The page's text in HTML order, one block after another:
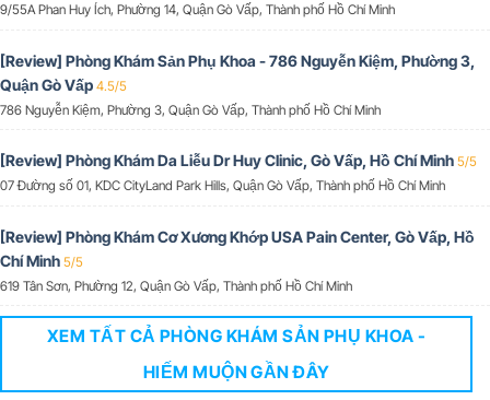
9/55A Phan Huy Ích, Phường 14, Quận Gò Vấp, Thành phố Hồ Chí Minh
[Review] Phòng Khám Sản Phụ Khoa - 786 Nguyễn Kiệm, Phường 3,
Quận Gò Vấp 4.5/5
786 Nguyễn Kiệm, Phường 3, Quận Gò Vấp, Thành phố Hồ Chí Minh
[Review] Phòng Khám Da Liễu Dr Huy Clinic, Gò Vấp, Hồ Chí Minh 5/5
07 Đường số 01, KDC CityLand Park Hills, Quận Gò Vấp, Thành phố Hồ Chí Minh
[Review] Phòng Khám Cơ Xương Khớp USA Pain Center, Gò Vấp, Hồ
Chí Minh 5/5
619 Tân Sơn, Phường 12, Quận Gò Vấp, Thành phố Hồ Chí Minh
XEM TẤT CẢ PHÒNG KHÁM SẢN PHỤ KHOA -
HIẾM MUỘN GẦN ĐÂY